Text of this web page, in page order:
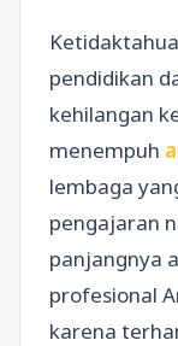
pendidikan
kehilangan
menempuh
lembaga
pengajaran
panjangnya
profesional
karena